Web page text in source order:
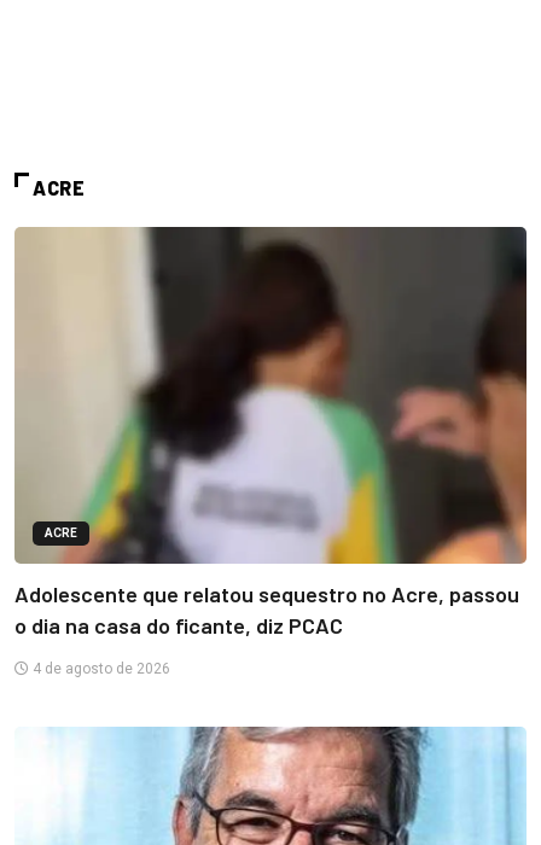
ACRE
ACRE
Adolescente que relatou sequestro no Acre, passou
o dia na casa do ficante, diz PCAC
4 de agosto de 2026